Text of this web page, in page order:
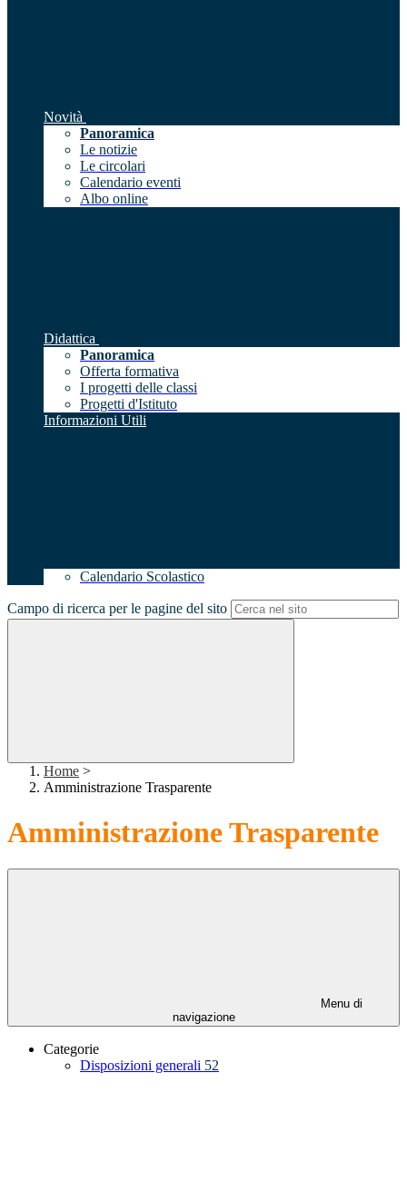
Novità
Panoramica
Le notizie
Le circolari
Calendario eventi
Albo online
Didattica
Panoramica
Offerta formativa
I progetti delle classi
Progetti d'Istituto
Informazioni Utili
Calendario Scolastico
Campo di ricerca per le pagine del sito
Home >
Amministrazione Trasparente
Amministrazione Trasparente
Menu di
navigazione
Categorie
Disposizioni generali 52